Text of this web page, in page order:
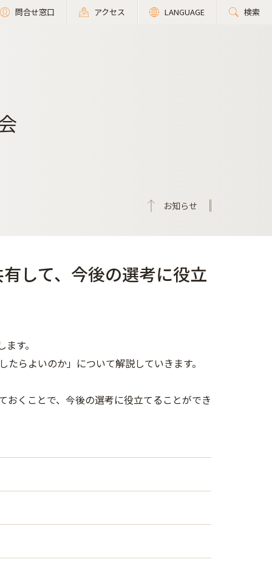
問合せ窓口 アクセス LANGUAGE 検索
お知らせ
して、今後の選考に役立
す。
らよいのか」について解説していきます。
くことで、今後の選考に役立てることができ